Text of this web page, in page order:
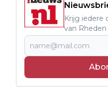
Krijg iedere
van